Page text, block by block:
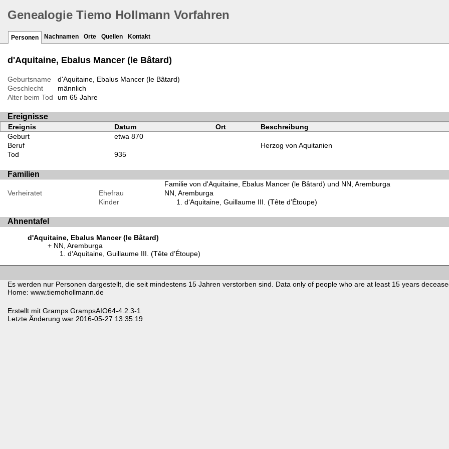
Genealogie Tiemo Hollmann Vorfahren
Personen Nachnamen Orte Quellen Kontakt
d'Aquitaine, Ebalus Mancer (le Bâtard)
Geburtsname
d'Aquitaine, Ebalus Mancer (le Bâtard)
Geschlecht
männlich
Alter beim Tod
um 65 Jahre
Ereignisse
Ereignis Datum Ort
Beschreibung
Geburt
etwa 870
Beruf
Herzog von Aquitanien
Tod
935
Familien
Familie von d'Aquitaine, Ebalus Mancer (le Bâtard) und NN, Aremburga
Verheiratet
Ehefrau
NN, Aremburga
Kinder
d‘Aquitaine, Guillaume III. (Tête d’Étoupe)
Ahnentafel
d'Aquitaine, Ebalus Mancer (le Bâtard)
NN, Aremburga
d‘Aquitaine, Guillaume III. (Tête d’Étoupe)
Es werden nur Personen dargestellt, die seit mindestens 15 Jahren verstorben sind. Data only of people who are at least 15 years
Home: www.tiemohollmann.de
Erstellt mit Gramps GrampsAIO64-4.2.3-1
Letzte Änderung war 2016-05-27 13:35:19